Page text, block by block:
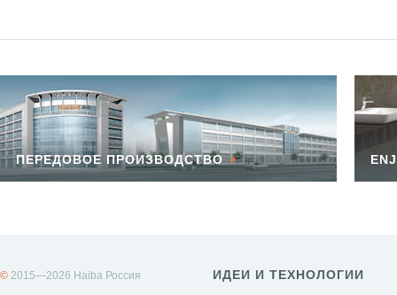
ПЕРЕДОВОЕ ПРОИЗВОДСТВО
© 2015—2026 Haiba Россия ИДЕИ И ТЕХНОЛОГИИ